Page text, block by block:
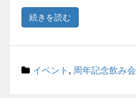
続きを読む
イベント , 周年記念飲み会